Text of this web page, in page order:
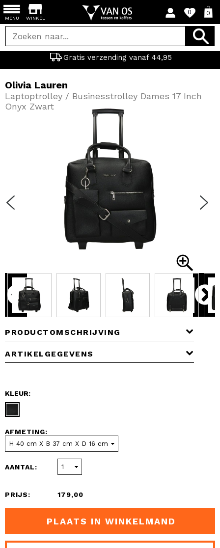
WINKEL
0 0
Gratis verzending vanaf 44,95
MENU
PRODUCTOMSCHRIJVING
ARTIKELGEGEVENS
Olivia Lauren
Laptoptrolley / Businesstrolley Dames 17 Inch
Onyx Zwart
KLEUR:
AFMETING:
AANTAL:
PRIJS: 179,00
PLAATS IN WINKELMAND